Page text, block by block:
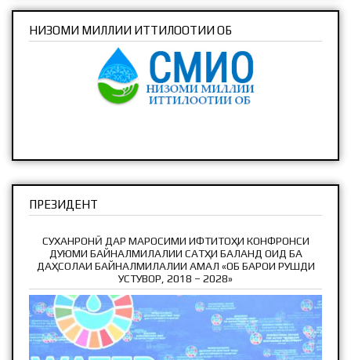
НИЗОМИ МИЛЛИИ ИТТИЛООТИИ ОБ
ПРЕЗИДЕНТ
СУХАНРОНӢ ДАР МАРОСИМИ ИФТИТОҲИ КОНФРОНСИ
ДУЮМИ БАЙНАЛМИЛАЛИИ САТҲИ БАЛАНД ОИД БА
ДАҲСОЛАИ БАЙНАЛМИЛАЛИИ АМАЛ «ОБ БАРОИ РУШДИ
УСТУВОР, 2018 – 2028»